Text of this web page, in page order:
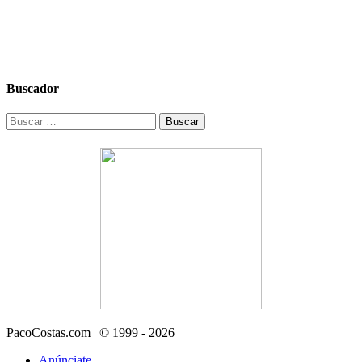
Buscador
Buscar:
PacoCostas.com | © 1999 - 2026